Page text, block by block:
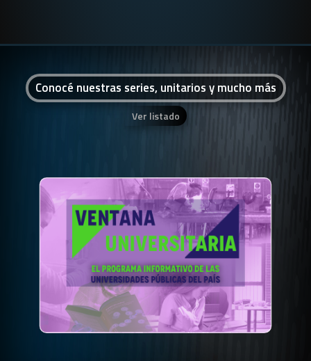
Conocé nuestras series, unitarios y mucho más
Ver listado